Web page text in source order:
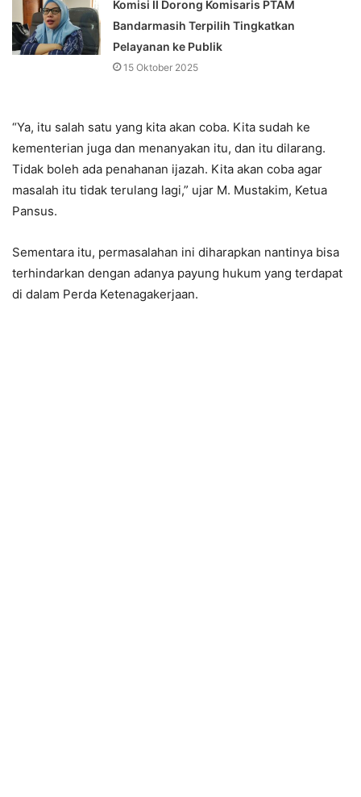
Komisi II Dorong Komisaris PTAM
Bandarmasih Terpilih Tingkatkan
Pelayanan ke Publik
15 Oktober 2025
“Ya, itu salah satu yang kita akan coba. Kita sudah ke
kementerian juga dan menanyakan itu, dan itu dilarang.
Tidak boleh ada penahanan ijazah. Kita akan coba agar
masalah itu tidak terulang lagi,” ujar M. Mustakim, Ketua
Pansus.
Sementara itu, permasalahan ini diharapkan nantinya bisa
terhindarkan dengan adanya payung hukum yang terdapat
di dalam Perda Ketenagakerjaan.